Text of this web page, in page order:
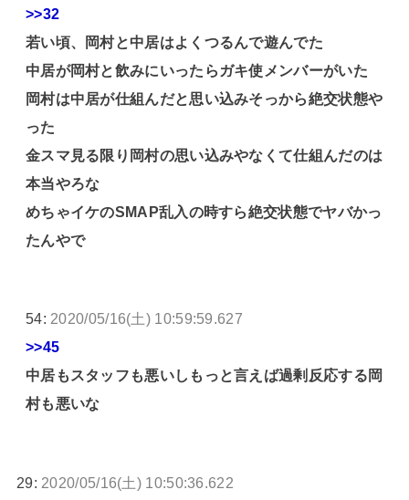
>>32
若い頃、岡村と中居はよくつるんで遊んでた
中居が岡村と飲みにいったらガキ使メンバーがいた
岡村は中居が仕組んだと思い込みそっから絶交状態や
った
金スマ見る限り岡村の思い込みやなくて仕組んだのは
本当やろな
めちゃイケのSMAP乱入の時すら絶交状態でヤバかっ
たんやで
54: 2020/05/16(土) 10:59:59.627
>>45
中居もスタッフも悪いしもっと言えば過剰反応する岡
村も悪いな
29: 2020/05/16(土) 10:50:36.622